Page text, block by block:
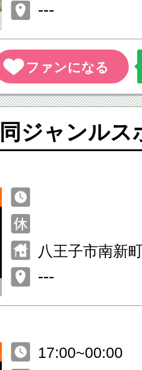
---
ジャンルス
八王子市南新
---
17:00~00:00